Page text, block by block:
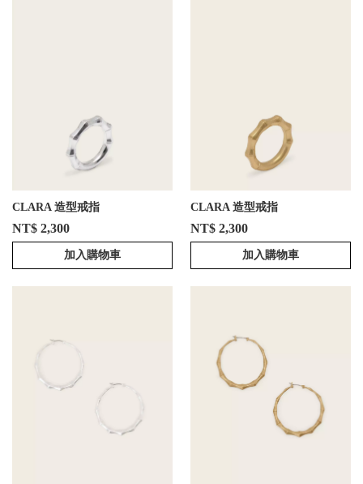
CLARA 造型戒指
NT$ 2,300
加入購物車
CLARA 造型戒指
NT$ 2,300
加入購物車